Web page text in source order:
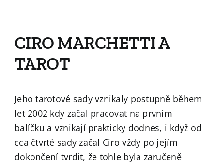
CIRO MARCHETTI A
TAROT
Jeho tarotové sady vznikaly postupně během
let 2002 kdy začal pracovat na prvním
balíčku a vznikají prakticky dodnes, i když od
cca čtvrté sady začal Ciro vždy po jejím
dokončení tvrdit, že tohle byla zaručeně